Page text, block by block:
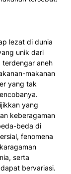
lezat di dunia
unik dari
aneh
makanan
yang tak
yang
keberagaman
beda di
fenomena
serta
bervariasi.